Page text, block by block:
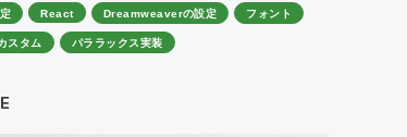
React Dreamweaverの設定
フォント
スタム
パララックス実装